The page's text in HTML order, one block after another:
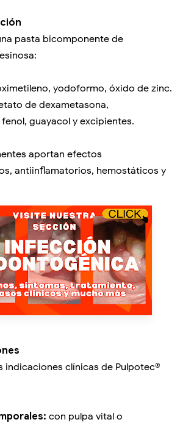
pasta bicomponente de
yodoformo, óxido de zinc.
de dexametasona,
guayacol y excipientes.
aportan efectos
antiinflamatorios, hemostáticos y
indicaciones clínicas de Pulpotec®
con pulpa vital o